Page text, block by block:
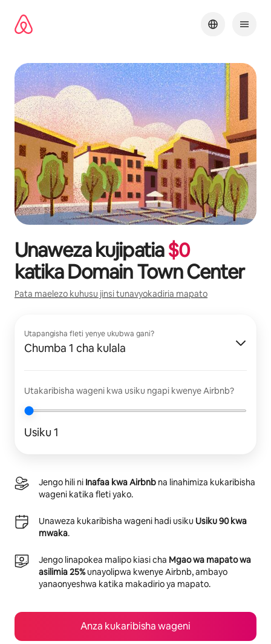
kwenda
kwenye
Unaweza kujipatia$0
katikaDomain Town Center
Pata maelezo kuhusu jinsi tunavyokadiria mapato
Utapangisha fleti yenye ukubwa gani?
Chumba 1 cha kulala
Utakaribisha wageni kwa usiku ngapi kwenye Airbnb?
Usiku 1
Jengo hili ni Inafaa kwa Airbnb na linahimiza kukaribisha
wageni katika fleti yako.
Unaweza kukaribisha wageni hadi usiku Usiku 90 kwa
mwaka.
Jengo linapokea malipo kiasi cha Mgao wa mapato wa
asilimia 25%unayolipwa kwenye Airbnb, ambayo
yanaonyeshwa katika makadirio ya mapato.
Anza kukaribisha wageni